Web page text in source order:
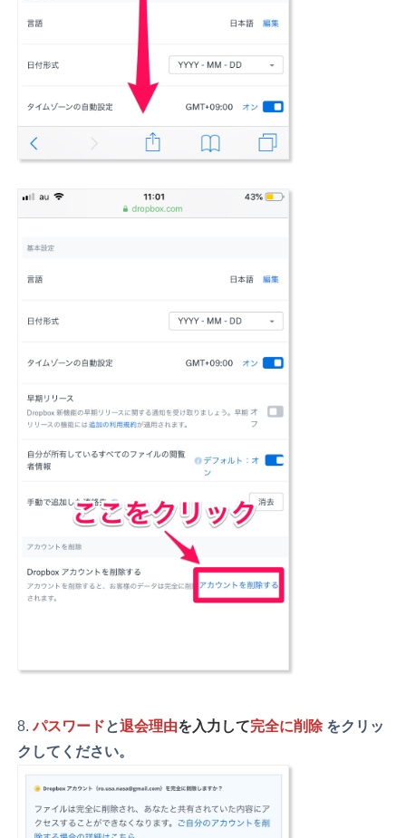
パスワードと退会理由を入力して完全に削除をクリッ
クしてください。